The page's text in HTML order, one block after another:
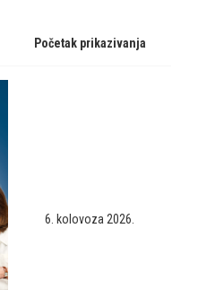
Početak prikazivanja
6. kolovoza 2026.